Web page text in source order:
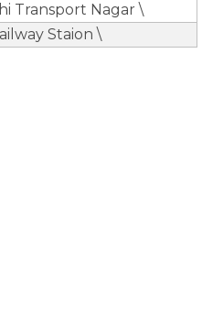
Transport Nagar \
Staion \